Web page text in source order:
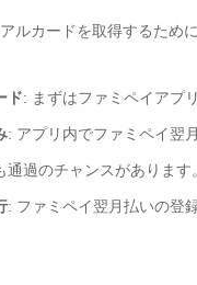
ルカードを取得するため
ド: まずはファミペイアプ
: アプリ内でファミペイ翌
過のチャンスがあります。
: ファミペイ翌月払いの登